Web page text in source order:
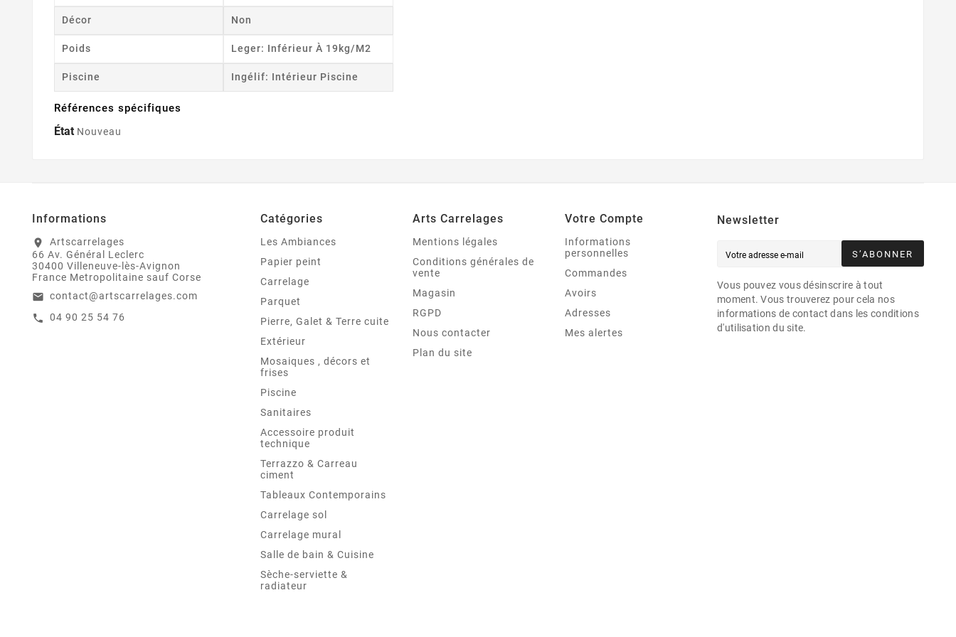
Décor Non
Poids Leger: Inférieur À 19kg/m2
Piscine Ingélif: Intérieur Piscine
Références spécifiques
État Nouveau
Informations
location_on
Artscarrelages
66 Av. Général Leclerc
30400 Villeneuve-lès-Avignon
France Metropolitaine sauf Corse
email contact@artscarrelages.com
call 04 90 25 54 76
Catégories
Les Ambiances
Papier peint
Carrelage
Parquet
Pierre, Galet & Terre cuite
Extérieur
Mosaiques , décors et
frises
Piscine
Sanitaires
Accessoire produit
technique
Terrazzo & Carreau
ciment
Tableaux Contemporains
Carrelage sol
Carrelage mural
Salle de bain & Cuisine
Sèche-serviette &
radiateur
Arts Carrelages
Mentions légales
Conditions générales de
vente
Magasin
RGPD
Nous contacter
Plan du site
Votre Compte
Informations
personnelles
Commandes
Avoirs
Adresses
Mes alertes
Newsletter
S’ABONNER
Vous pouvez vous désinscrire à tout
moment. Vous trouverez pour cela nos
informations de contact dans les conditions
d'utilisation du site.